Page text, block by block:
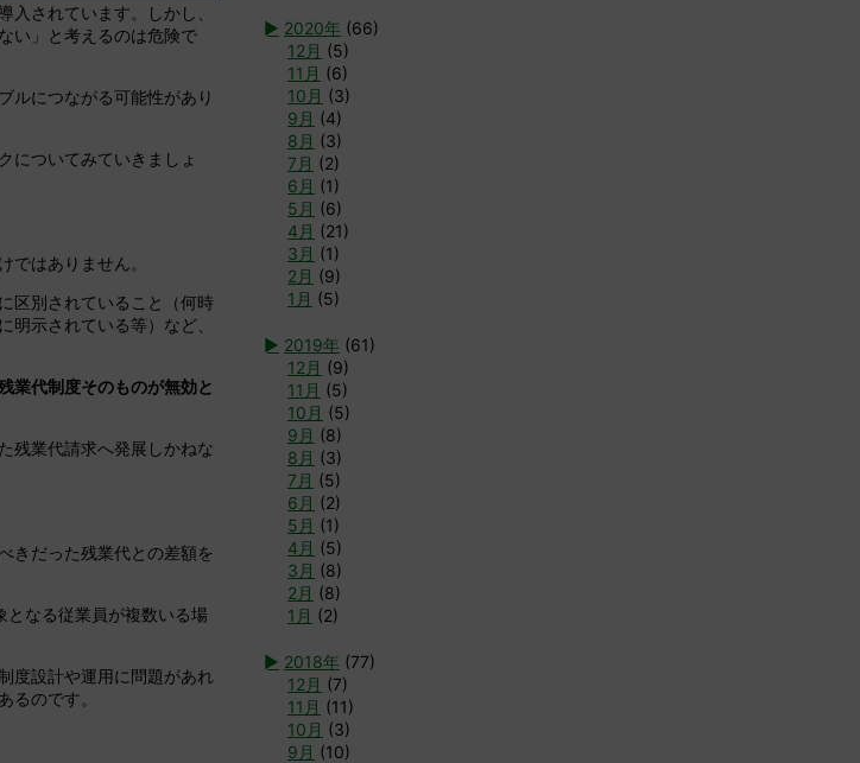
入されています。しかし、
い」と考えるのは危険で
ルにつながる可能性があり
についてみていきましょ
ではありません。
区別されていること（何時
明示されている等）など、
業代制度そのものが無効と
残業代請求へ発展しかねな
きだった残業代との差額を
となる従業員が複数いる場
度設計や運用に問題があれ
るのです。
► 2020年 (66)
12月 (5)
11月 (6)
10月 (3)
9月 (4)
8月 (3)
7月 (2)
6月 (1)
5月 (6)
4月 (21)
3月 (1)
2月 (9)
1月 (5)
► 2019年 (61)
12月 (9)
11月 (5)
10月 (5)
9月 (8)
8月 (3)
7月 (5)
6月 (2)
5月 (1)
4月 (5)
3月 (8)
2月 (8)
1月 (2)
► 2018年 (77)
12月 (7)
11月 (11)
10月 (3)
9月 (10)